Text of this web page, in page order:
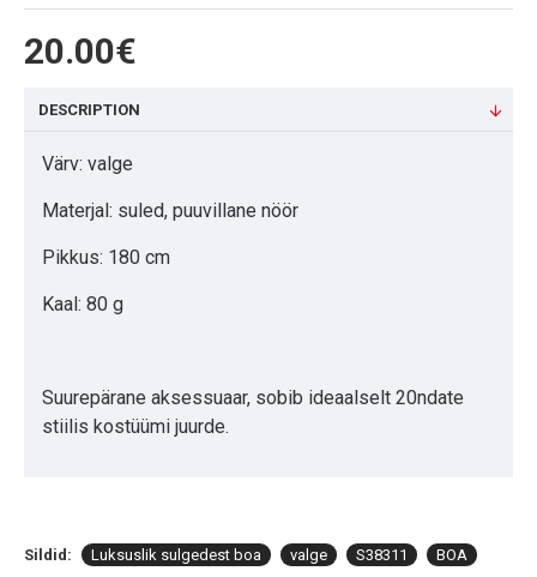
20.00€
DESCRIPTION
Värv: valge
Materjal: suled, puuvillane nöör
Pikkus: 180 cm
Kaal: 80 g
Suurepärane aksessuaar, sobib ideaalselt 20ndate
stiilis kostüümi juurde.
Sildid: Luksuslik sulgedest boa valge S38311 BOA